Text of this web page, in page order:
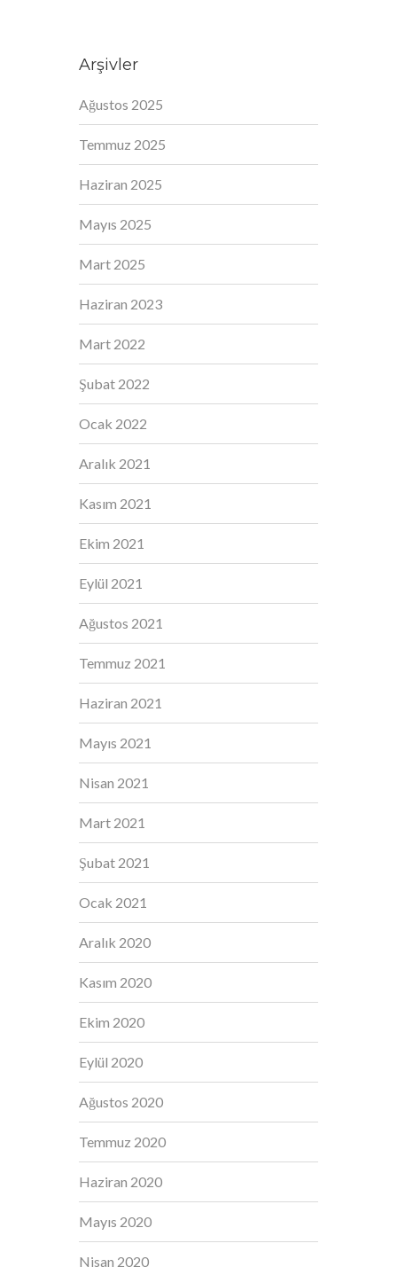
Arşivler
Ağustos 2025
Temmuz 2025
Haziran 2025
Mayıs 2025
Mart 2025
Haziran 2023
Mart 2022
Şubat 2022
Ocak 2022
Aralık 2021
Kasım 2021
Ekim 2021
Eylül 2021
Ağustos 2021
Temmuz 2021
Haziran 2021
Mayıs 2021
Nisan 2021
Mart 2021
Şubat 2021
Ocak 2021
Aralık 2020
Kasım 2020
Ekim 2020
Eylül 2020
Ağustos 2020
Temmuz 2020
Haziran 2020
Mayıs 2020
Nisan 2020